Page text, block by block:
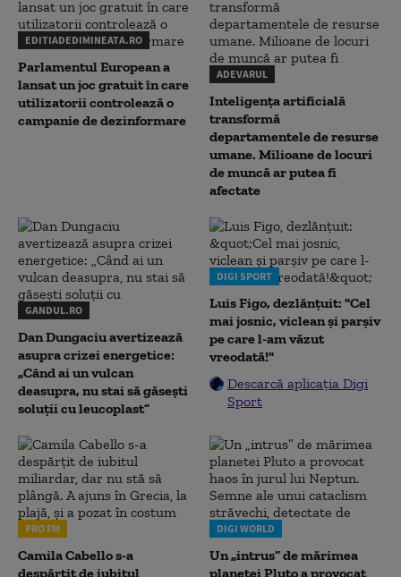
EDITIADEDIMINEATA.RO
Parlamentul European a
lansat un joc gratuit în care
utilizatorii controlează o
campanie de dezinformare
ADEVARUL
Inteligența artificială
transformă
departamentele de resurse
umane. Milioane de locuri
de muncă ar putea fi
afectate
GANDUL.RO
Dan Dungaciu avertizează
asupra crizei energetice:
„Când ai un vulcan
deasupra, nu stai să găsești
soluții cu leucoplast”
DIGI SPORT
Luis Figo, dezlănțuit: "Cel
mai josnic, viclean și parșiv
pe care l-am văzut
vreodată!"
Descarcă aplicația Digi
Sport
PRO FM
Camila Cabello s-a
despărțit de iubitul
DIGI WORLD
Un „intrus” de mărimea
planetei Pluto a provocat